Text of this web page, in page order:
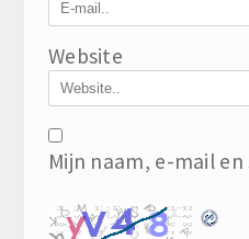
Website
Mijn naam, e-mail